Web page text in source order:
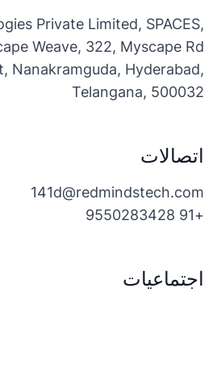
Private Limited, SPACES,
Weave, 322, Myscape Rd
Nanakramguda, Hyderabad,
Telangana, 500032
اتصالات
141d@redmindstech.com
+91 9550283428
اجتماعيات